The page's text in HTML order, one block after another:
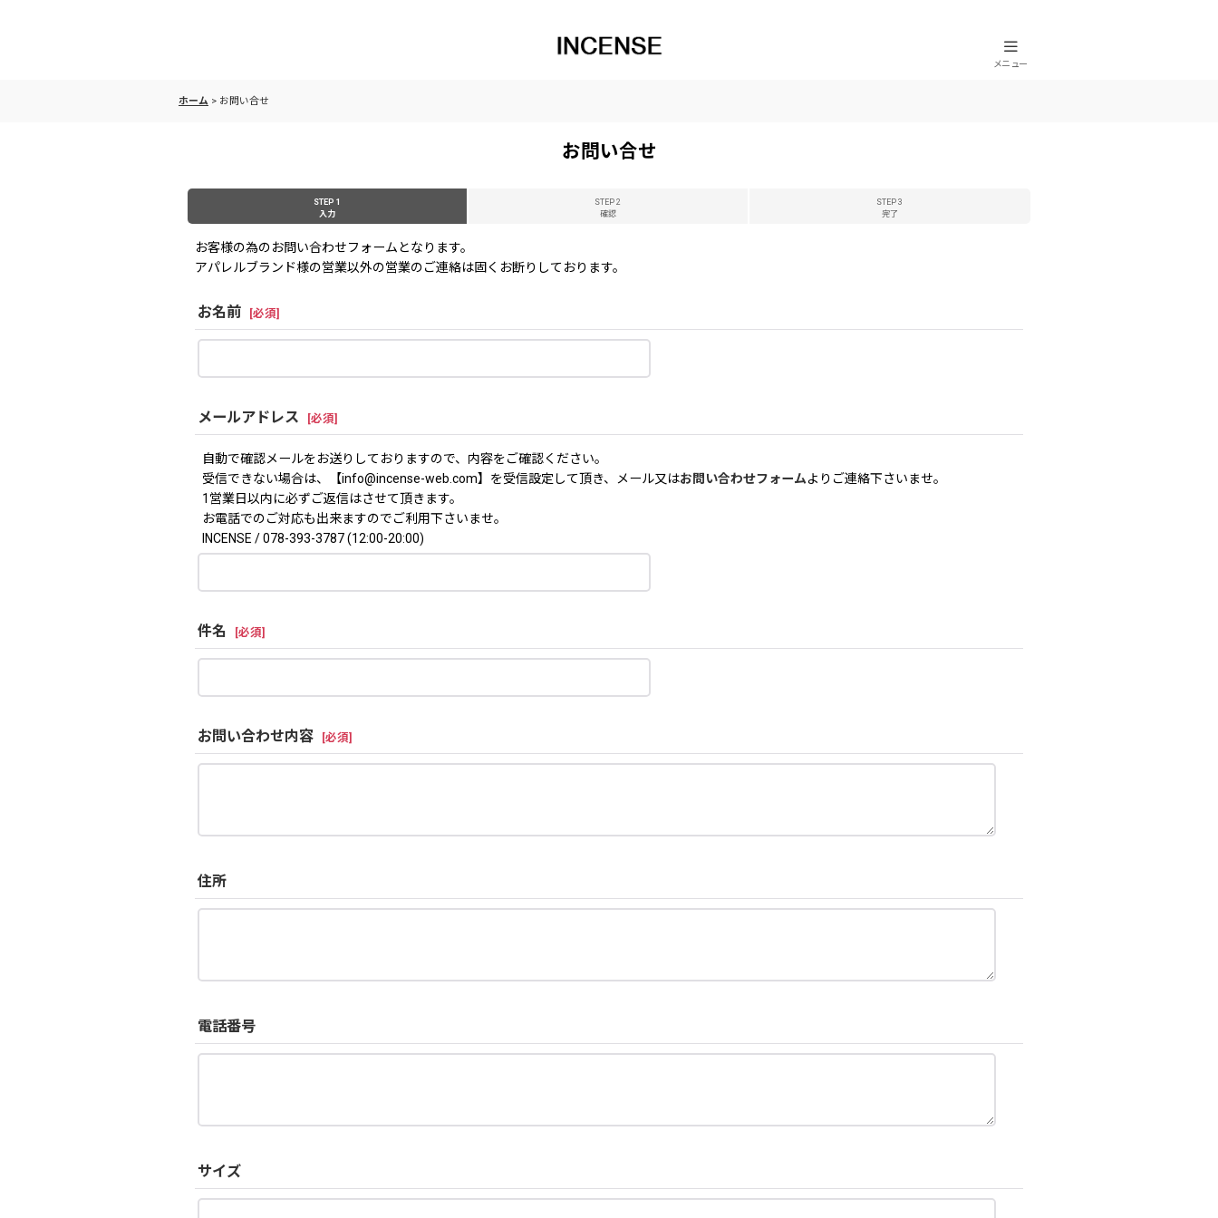
メニュー
ホーム > お問い合せ
お問い合せ
STEP 1
入力
STEP 2
確認
STEP 3
完了
お客様の為のお問い合わせフォームとなります。
アパレルブランド様の営業以外の営業のご連絡は固くお断りしております。
お名前 [必須]
メールアドレス [必須]
自動で確認メールをお送りしておりますので、内容をご確認ください。
受信できない場合は、【info@incense-web.com】を受信設定して頂き、メール又はお問い合わせフォームよりご連絡下さいませ。
1営業日以内に必ずご返信はさせて頂きます。
お電話でのご対応も出来ますのでご利用下さいませ。
INCENSE / 078-393-3787 (12:00-20:00)
件名 [必須]
お問い合わせ内容 [必須]
住所
電話番号
サイズ